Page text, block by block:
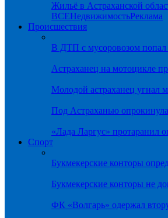
Жильё в Астраханской
ВСЕНедвижимостьРеклама
Происшествия
В ДТП с мусоровозом попал
Астраханец на мотоцикле
Молодой астраханец угнал
Под Астраханью
«Лада Ларгус» протаранил
Спорт
Букмекерские конторы
Букмекерские конторы не
ФК «Волгарь» одержал